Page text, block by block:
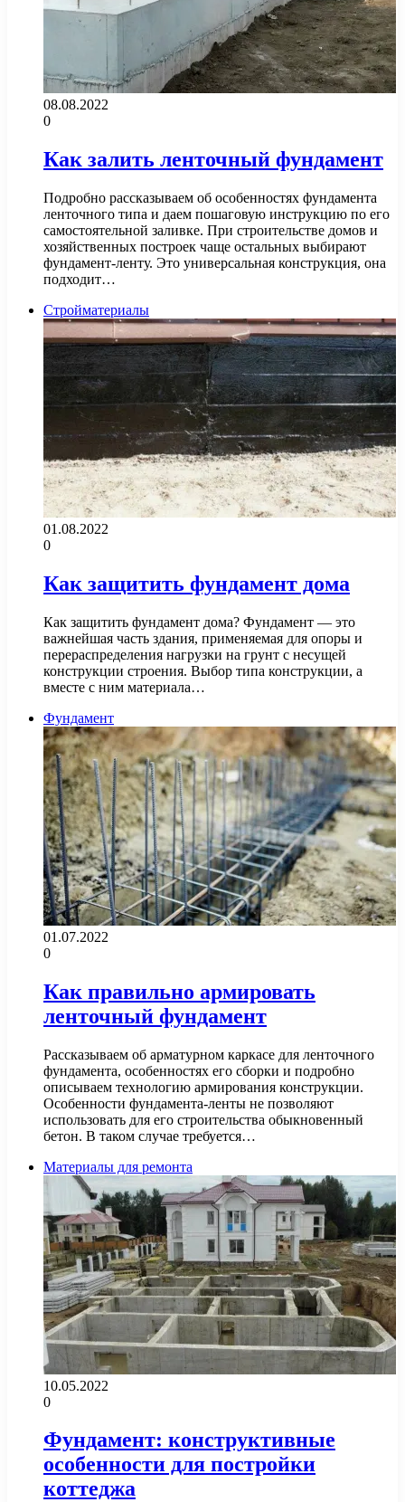
08.08.2022
0
Как залить ленточный фундамент
Подробно рассказываем об особенностях фундамента
ленточного типа и даем пошаговую инструкцию по его
самостоятельной заливке. При строительстве домов и
хозяйственных построек чаще остальных выбирают
фундамент-ленту. Это универсальная конструкция, она
подходит…
Стройматериалы
01.08.2022
0
Как защитить фундамент дома
Как защитить фундамент дома? Фундамент — это
важнейшая часть здания, применяемая для опоры и
перераспределения нагрузки на грунт с несущей
конструкции строения. Выбор типа конструкции, а
вместе с ним материала…
Фундамент
01.07.2022
0
Как правильно армировать
ленточный фундамент
Рассказываем об арматурном каркасе для ленточного
фундамента, особенностях его сборки и подробно
описываем технологию армирования конструкции.
Особенности фундамента-ленты не позволяют
использовать для его строительства обыкновенный
бетон. В таком случае требуется…
Материалы для ремонта
10.05.2022
0
Фундамент: конструктивные
особенности для постройки
коттеджа